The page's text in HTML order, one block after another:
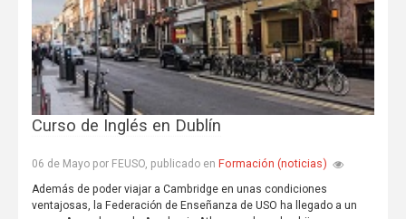
Curso de Inglés en Dublín
06 de Mayo por FEUSO, publicado en Formación (noticias)
Además de poder viajar a Cambridge en unas condiciones
ventajosas, la Federación de Enseñanza de USO ha llegado a un